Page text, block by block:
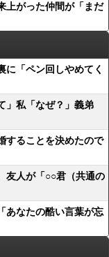
上がった仲間が「まだ
に「ペン回しやめてく
」私「なぜ？」義弟
することを決めたので
友人が「○○君（共通の
あなたの酷い言葉が忘